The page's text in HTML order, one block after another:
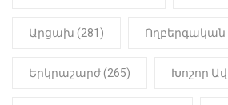
Արցախ (281) Ողբերգական
Երկրաշարժ (265) Խոշոր